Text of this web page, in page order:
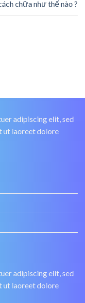
chữa như thế nào ?
adipiscing elit, sed
ut laoreet dolore
adipiscing elit, sed
ut laoreet dolore